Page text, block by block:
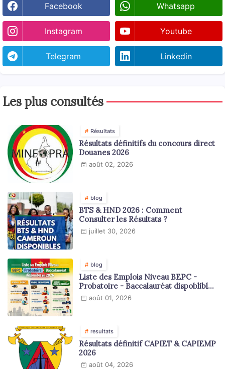
Facebook Whatsapp
Instagram Youtube
Telegram Linkedin
Les plus consultés
Résultats
Résultats définitifs du concours direct
Douanes 2026
août 02, 2026
blog
BTS & HND 2026 : Comment
Consulter les Résultats ?
juillet 30, 2026
blog
Liste des Emplois Niveau BEPC -
Probatoire - Baccalauréat dispoblible
en 2026
août 01, 2026
resultats
Résultats définitif CAPIET & CAPIEMP
2026
août 04, 2026